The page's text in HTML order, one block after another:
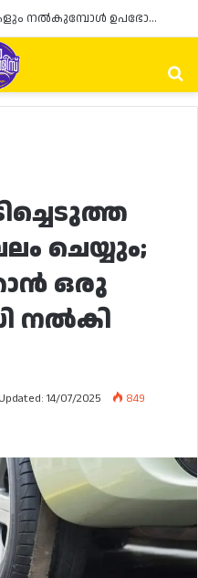
പ്രൊമോഷനുകളും ഓഫറുകളും നൽകുമ്പോൾ ഉപഭോക്താക്കളുടെ അവകാശങ്ങൾ ഉറപ്പാക്കണമെന്ന് ഖത്തർ വാണിജ്യ വ്യവസായ മന്ത്രാലയത്തിന്റെ (MoCI) നിർദ്ദേശം
ചെയ്യും;
ഒരു
നൽകി
14/07/2025
849